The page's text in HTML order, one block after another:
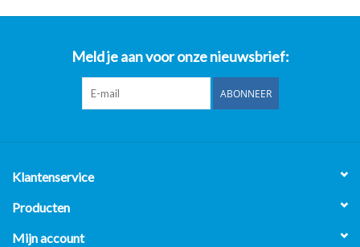
Meld je aan voor onze nieuwsbrief:
ABONNEER
Klantenservice
Producten
Mijn account